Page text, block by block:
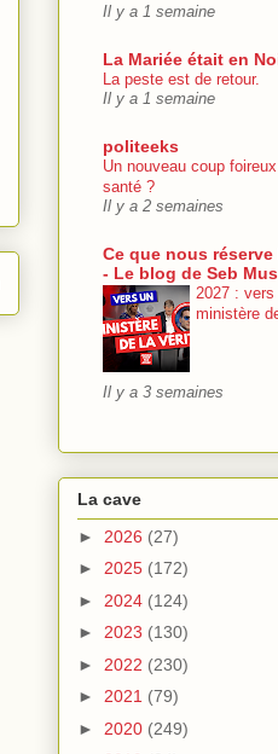
Il y a 1 semaine
La Mariée était en
La peste est de retour.
Il y a 1 semaine
politeeks
Un nouveau coup
santé ?
Il y a 2 semaines
Ce que nous réserve
- Le blog de Seb
2027 : vers
ministère
Il y a 3 semaines
La cave
► 2026 (27)
► 2025 (172)
► 2024 (124)
► 2023 (130)
► 2022 (230)
► 2021 (79)
► 2020 (249)